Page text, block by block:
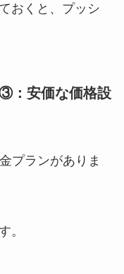
おくと、プッシ
：安価な価格設
プランがありま
。